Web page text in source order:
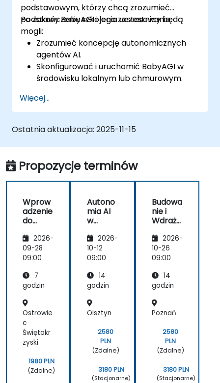
podstawowym, którzy chcą zrozumieć
podstawy BabyAGI i jego zastosowania.
Po zakończeniu szkolenia uczestnicy będą
mogli:
Zrozumieć koncepcję autonomicznych
agentów AI.
Skonfigurować i uruchomić BabyAGI w
środowisku lokalnym lub chmurowym.
wykonywania zadań.
Zidentyfikować potencjalne przypadki
użycia automatyzacji AI z wykorzystaniem
Więcej...
Ostatnia aktualizacja: 2025-11-15
Propozycje terminów
Wprow
adzenie
do
GI:
Zrozumi
enie
miczny
ch
w AI
2026-
09-28
09:00
7
godzin
Ostrowie
c
Świętokr
zyski
1980 PLN
(Zdalne)
Autono
mia AI
w
e:
Porówn
anie
GI z
innymi
miczny
mi
2026-
10-12
09:00
14
godzin
Olsztyn
2580
PLN
(Zdalne)
3180 PLN
(Stacjonarne)
Budowa
nie i
Wdraża
BabyA
GI do
Automa
Proces
ów
2026-
10-26
09:00
14
godzin
Poznań
2580
PLN
(Zdalne)
3180 PLN
(Stacjonarne)